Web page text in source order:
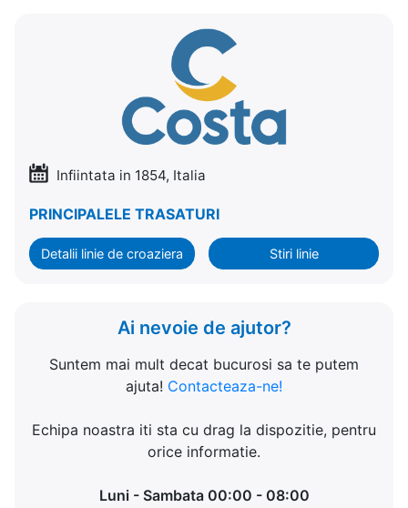
Infiintata in 1854, Italia
PRINCIPALELE TRASATURI
Detalii linie de croaziera Stiri linie
Ai nevoie de ajutor?
Suntem mai mult decat bucurosi sa te putem
ajuta! Contacteaza-ne!
Echipa noastra iti sta cu drag la dispozitie, pentru
orice informatie.
Luni - Sambata 00:00 - 08:00